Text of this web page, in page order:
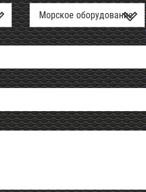
Морское оборудование